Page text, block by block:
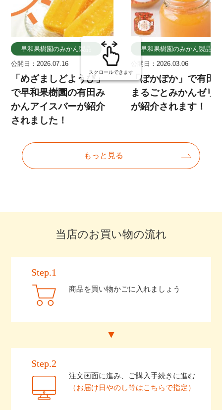
当店のお買い物の流れ
Step.1
商品を買い物かごに入れましょう
Step.2
注文画面に進み、ご購入手続きに進む
（お届け日やのし等はこちらで指定）